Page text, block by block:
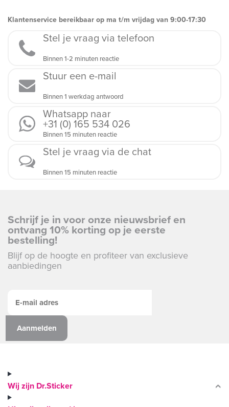
Klantenservice bereikbaar op ma t/m vrijdag van 9:00-17:30
Stel je vraag via telefoon
Binnen 1-2 minuten reactie
Stuur een e-mail
Binnen 1 werkdag antwoord
Whatsapp naar
+31 (0) 165 534 026
Binnen 15 minuten reactie
Stel je vraag via de chat
Binnen 15 minuten reactie
Schrijf je in voor onze nieuwsbrief en
ontvang 10% korting op je eerste
bestelling!
Blijf op de hoogte en profiteer van exclusieve
aanbiedingen
Wij zijn Dr.Sticker